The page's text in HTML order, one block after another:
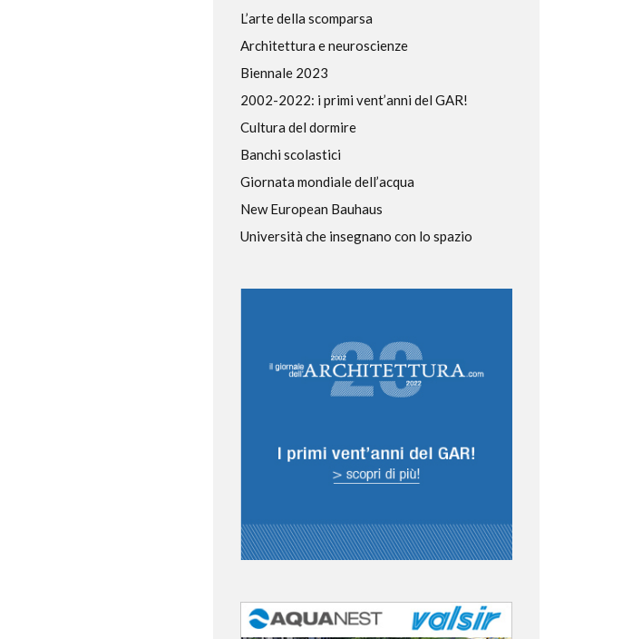
L’arte della scomparsa
Architettura e neuroscienze
Biennale 2023
2002-2022: i primi vent’anni del GAR!
Cultura del dormire
Banchi scolastici
Giornata mondiale dell’acqua
New European Bauhaus
Università che insegnano con lo spazio